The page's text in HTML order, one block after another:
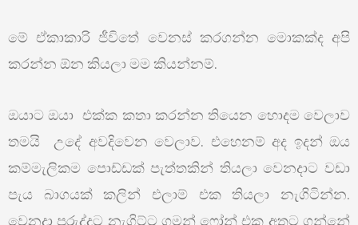
මේ ඒකාකාරි ජීවිතේ වෙනස් කරගන්න මොකක්ද අපි
කරන්න ඕන කියලා මම කියන්නම්.
ඔයාට ඔයා එක්ක කතා කරන්න තියෙන හොදම වෙලාව
තමයි උදේ අවදිවෙන වෙලාව. එහෙනම් අද ඉදන් ඔය
කම්මැලිකම පොඩ්ඩක් පැත්තකින් තියලා වෙනදාට වඩා
පැය බාගයක් කලින් එලාම් එක තියලා නැගිටින්න.
වෙනදා පුරුද්දට නැගිට්ට ගමන් ෆෝන් එක අතට ගන්නේ